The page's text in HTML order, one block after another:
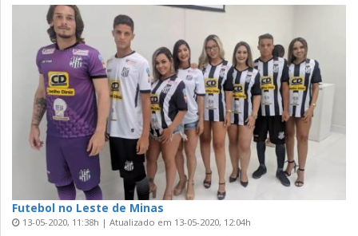
Futebol no Leste de Minas
13-05-2020, 11:38h | Atualizado em 13-05-2020, 12:04h